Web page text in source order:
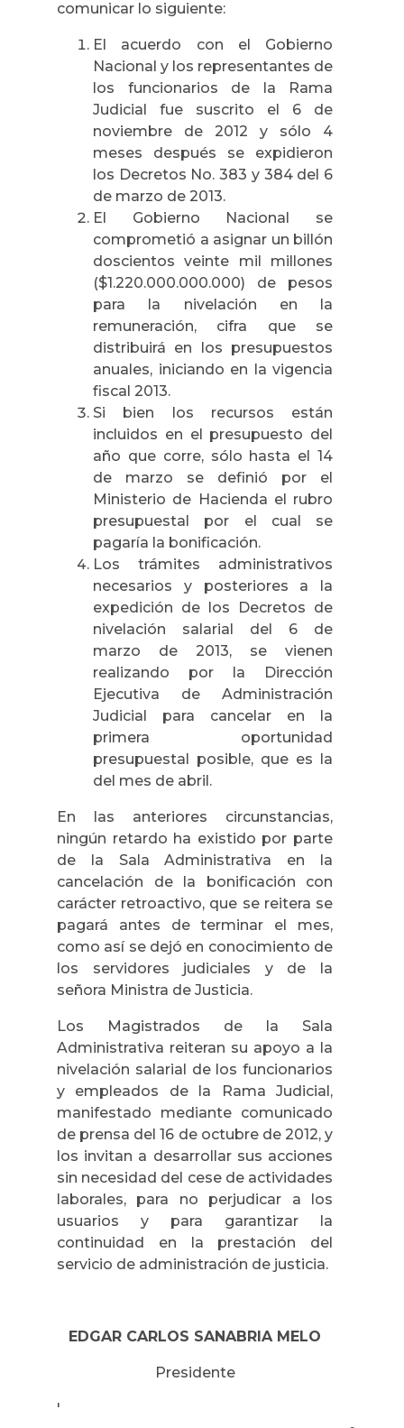
comunicar lo siguiente:
El acuerdo con el Gobierno
Nacional y los representantes de
los funcionarios de la Rama
Judicial fue suscrito el 6 de
noviembre de 2012 y sólo 4
meses después se expidieron
los Decretos No. 383 y 384 del 6
de marzo de 2013.
El Gobierno Nacional se
comprometió a asignar un billón
doscientos veinte mil millones
($1.220.000.000.000) de pesos
para la nivelación en la
remuneración, cifra que se
distribuirá en los presupuestos
anuales, iniciando en la vigencia
fiscal 2013.
Si bien los recursos están
incluidos en el presupuesto del
año que corre, sólo hasta el 14
de marzo se definió por el
Ministerio de Hacienda el rubro
presupuestal por el cual se
pagaría la bonificación.
Los trámites administrativos
necesarios y posteriores a la
expedición de los Decretos de
nivelación salarial del 6 de
marzo de 2013, se vienen
realizando por la Dirección
Ejecutiva de Administración
Judicial para cancelar en la
primera oportunidad
presupuestal posible, que es la
del mes de abril.
En las anteriores circunstancias,
ningún retardo ha existido por parte
de la Sala Administrativa en la
cancelación de la bonificación con
carácter retroactivo, que se reitera se
pagará antes de terminar el mes,
como así se dejó en conocimiento de
los servidores judiciales y de la
señora Ministra de Justicia.
Los Magistrados de la Sala
Administrativa reiteran su apoyo a la
nivelación salarial de los funcionarios
y empleados de la Rama Judicial,
manifestado mediante comunicado
de prensa del 16 de octubre de 2012, y
los invitan a desarrollar sus acciones
sin necesidad del cese de actividades
laborales, para no perjudicar a los
usuarios y para garantizar la
continuidad en la prestación del
servicio de administración de justicia.
EDGAR CARLOS SANABRIA MELO
Presidente
'